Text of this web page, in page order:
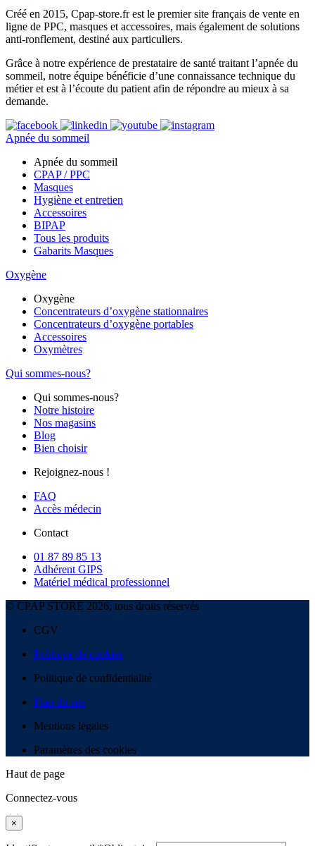
Créé en 2015, Cpap-store.fr est le premier site français de vente en
ligne de PPC, masques et accessoires, mais également de solutions
anti-ronflement, destiné aux particuliers.
Grâce à notre expérience de prestataire de santé traitant l’apnée du
sommeil, notre équipe bénéficie d’une connaissance technique du
métier et est à l’écoute du patient afin de répondre au mieux à sa
demande.
Apnée du sommeil
Apnée du sommeil
CPAP / PPC
Masques
Hygiène et entretien
Accessoires
BIPAP
Tous les produits
Gabarits Masques
Oxygène
Oxygène
Concentrateurs d’oxygène stationnaires
Concentrateurs d’oxygène portables
Accessoires
Oxymètres
Qui sommes-nous?
Qui sommes-nous?
Notre histoire
Nos magasins
Blog
Bien choisir
Rejoignez-nous !
FAQ
Accès médecin
Contact
01 87 89 85 13
Adhérent GIPS
Matériel médical professionnel
© CPAP STORE 2026, tous droits réservés
CGV
Politique de cookies
Politique de confidentialité
Plan du site
Mentions légales
Paramètres des cookies
Haut de page
Connectez-vous
×